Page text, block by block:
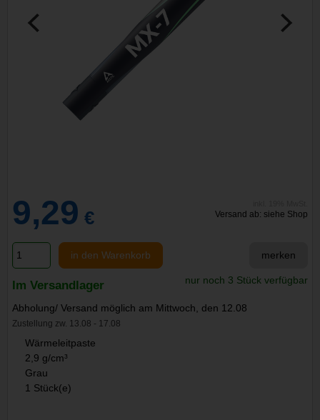
9,29 € Versand ab: siehe Shop
in den Warenkorb merken
Im Versandlager nur noch 3 Stück verfügbar
Abholung/ Versand möglich am Mittwoch, den 12.08
Zustellung zw. 13.08 - 17.08
Wärmeleitpaste
2,9 g/cm³
Grau
1 Stück(e)